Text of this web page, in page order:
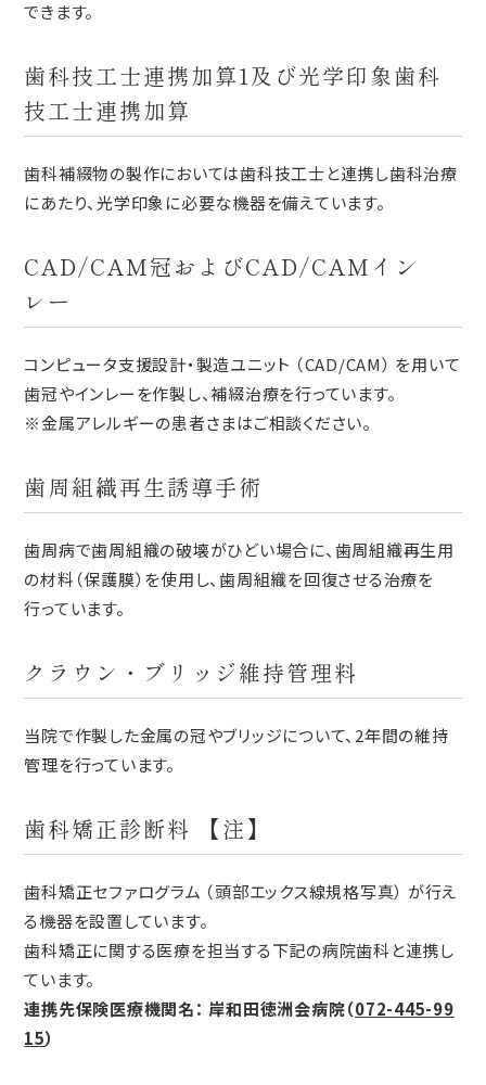
できます。
歯科技工士連携加算1及び光学印象歯科
技工士連携加算
歯科補綴物の製作においては歯科技工士と連携し歯科治療
にあたり、光学印象に必要な機器を備えています。
CAD/CAM冠およびCAD/CAMイン
レー
コンピュータ支援設計・製造ユニット （CAD/CAM） を用いて
歯冠やインレーを作製し、補綴治療を行っています。
※金属アレルギーの患者さまはご相談ください。
歯周組織再生誘導手術
歯周病で歯周組織の破壊がひどい場合に、歯周組織再生用
の材料（保護膜）を使用し、歯周組織を回復させる治療を
行っています。
クラウン・ブリッジ維持管理料
当院で作製した金属の冠やブリッジについて、2年間の維持
管理を行っています。
歯科矯正診断料 【注】
歯科矯正セファログラム （頭部エックス線規格写真） が行え
る機器を設置しています。
歯科矯正に関する医療を担当する下記の病院歯科と連携し
ています。
連携先保険医療機関名： 岸和田徳洲会病院（072-445-99
15）